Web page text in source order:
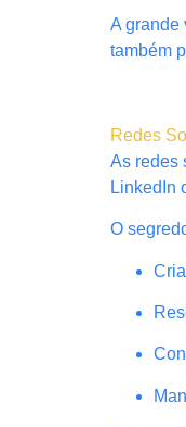
A grande
também
Redes
As redes
LinkedIn
O